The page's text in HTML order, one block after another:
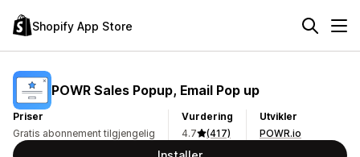
Shopify App Store
POWR Sales Popup, Email Pop up
Priser
Gratis abonnement tilgjengelig
Vurdering
4.7
(417)
Utvikler
POWR.io